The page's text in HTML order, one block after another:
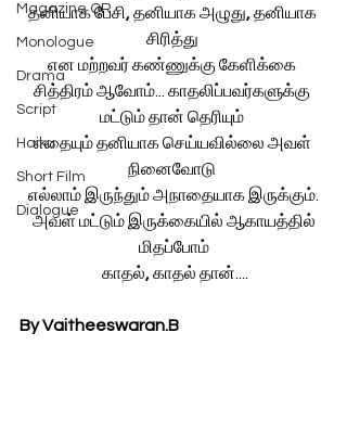
Magazine QR
Monologue
Drama
Script
Haiku
Short Film
Dialogue
தனியாக பேசி, தனியாக அழுது, தனியாக
சிரித்து
என மற்றவர் கண்ணுக்கு கேளிக்கை
சித்திரம் ஆவோம்... காதலிப்பவர்களுக்கு
மட்டும் தான் தெரியும்
எதையும் தனியாக செய்யவில்லை அவள்
நினைவோடு
எல்லாம் இருந்தும் அநாதையாக இருக்கும்.
அவள் மட்டும் இருக்கையில் ஆகாயத்தில்
மிதப்போம்
காதல், காதல் தான்....
By Vaitheeswaran.B